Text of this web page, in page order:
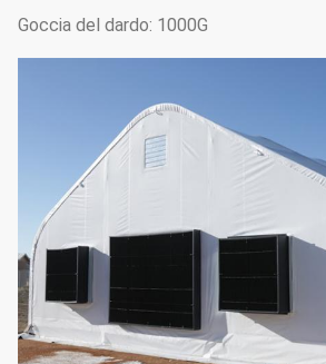
Goccia del dardo: 1000G